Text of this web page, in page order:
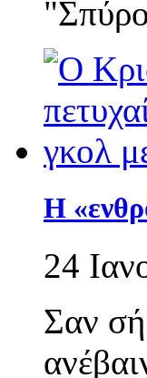
Η
24
Σαν